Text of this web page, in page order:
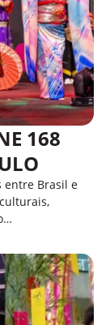
168
entre Brasil e